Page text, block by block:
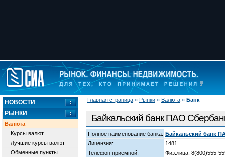
Главная страница » Рынки » Валюта » Банк
НОВОСТИ
РЫНКИ
Валюта
Курсы валют
Лучшие курсы валют
Обменные пункты
Байкальский банк ПАО
Полное наименование банка: Байкальский банк
Лицензия:
1481
Телефон приемной:
Физ.лица: 8(800)555-